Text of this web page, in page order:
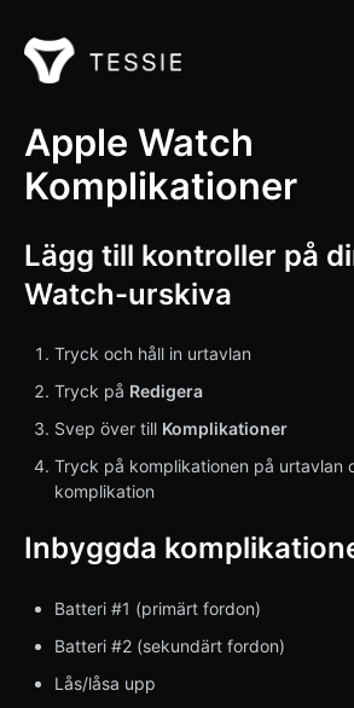
Stöd hem
Kontakt
Apple Watch
Komplikationer
Lägg till kontroller på
Watch-urskiva
Tryck och håll in urtavlan
Tryck på Redigera
Svep över till Komplikationer
Tryck på komplikationen på urtavlan
komplikation
Inbyggda
Batteri #1 (primärt fordon)
Batteri #2 (sekundärt fordon)
Lås/låsa upp